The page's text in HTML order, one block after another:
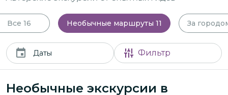
Все 16 Необычные маршруты 11 За
Даты Фильтр
Необычные экскурсии в